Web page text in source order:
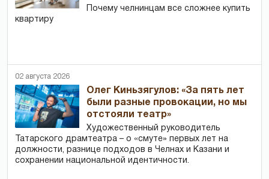
Почему челнинцам все сложнее купить
квартиру
02 августа 2026
Олег Киньзягулов: «За пять лет
были разные провокации, но мы
отстояли театр»
Художественный руководитель
Татарского драмтеатра – о «смуте» первых лет на
должности, разнице подходов в Челнах и Казани и
сохранении национальной идентичности.